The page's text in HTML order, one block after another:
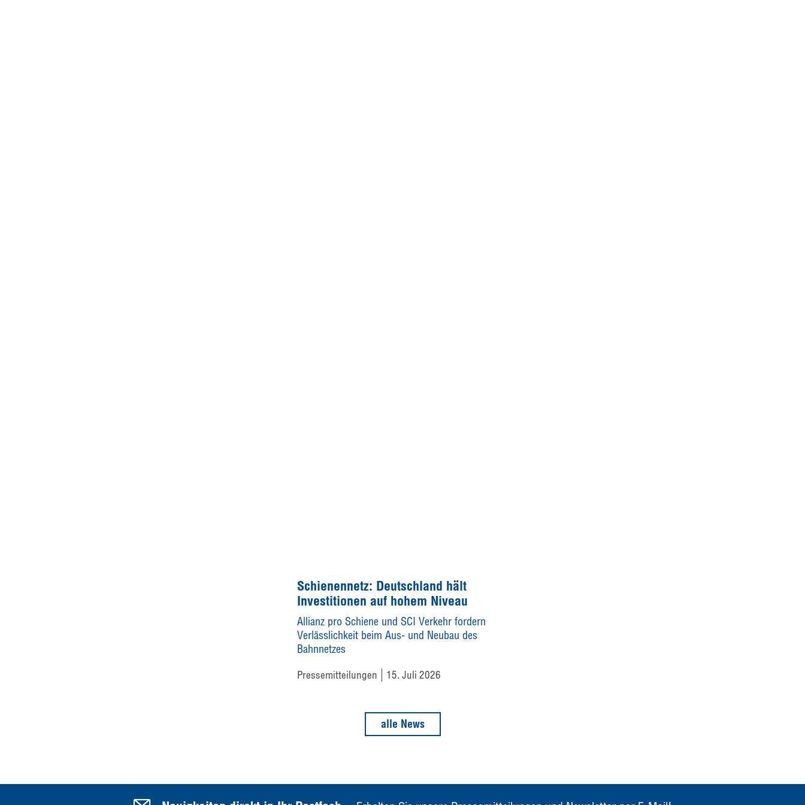
Schienennetz: Deutschland hält
Investitionen auf hohem Niveau
Allianz pro Schiene und SCI Verkehr fordern
Verlässlichkeit beim Aus- und Neubau des
Bahnnetzes
Pressemitteilungen 15. Juli 2026
alle News